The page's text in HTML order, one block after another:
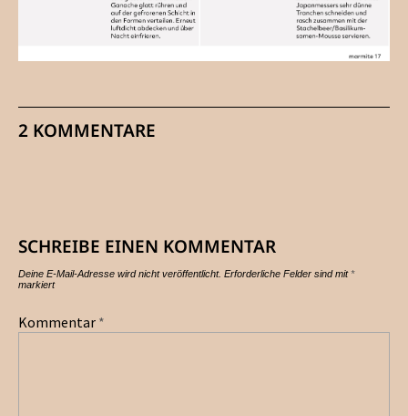
2 KOMMENTARE
SCHREIBE EINEN KOMMENTAR
Deine E-Mail-Adresse wird nicht veröffentlicht. Erforderliche Felder sind mit*
markiert
Kommentar *